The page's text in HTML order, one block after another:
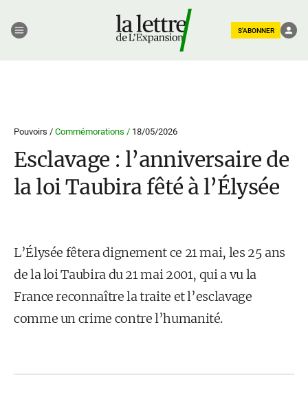
S'ABONNER
Pouvoirs / Commémorations / 18/05/2026
Esclavage : l’anniversaire de
la loi Taubira fêté à l’Élysée
L’Élysée fêtera dignement ce 21 mai, les 25 ans
de la loi Taubira du 21 mai 2001, qui a vu la
France reconnaître la traite et l’esclavage
comme un crime contre l’humanité.